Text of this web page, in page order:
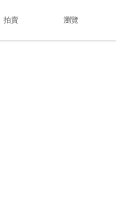
拍賣 瀏覽